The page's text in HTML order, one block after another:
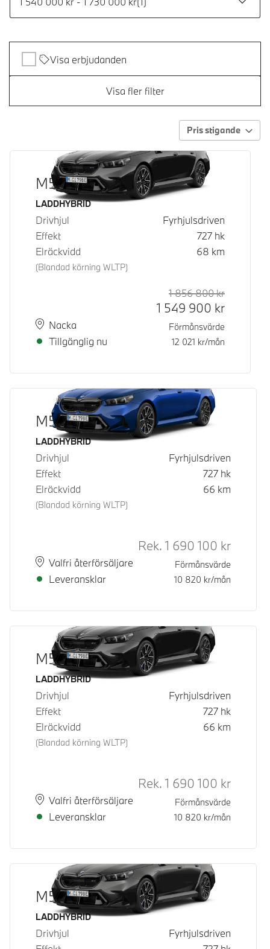
Visa erbjudanden
Visa fler filter
Pris stigande
M5 Sedan
Bränsle
LADDHYBRID
Drivhjul
Fyrhjulsdriven
Effekt
727 hk
Elräckvidd
(Blandad körning WLTP)
68 km
PlatsNacka
Leveranstid
Tillgänglig nu
Rek. ord
1 856 800kr
1 549 900 kr
Förmånsvärde
12 021 kr/mån
M5 Sedan
Bränsle
LADDHYBRID
Drivhjul
Fyrhjulsdriven
Effekt
727 hk
Elräckvidd
(Blandad körning WLTP)
66 km
PlatsValfri återförsäljare
Leveranstid
Leveransklar
Rek. ord
Rek. 1 690 100 kr
Förmånsvärde
10 820 kr/mån
M5 Sedan
Bränsle
LADDHYBRID
Drivhjul
Fyrhjulsdriven
Effekt
727 hk
Elräckvidd
(Blandad körning WLTP)
66 km
PlatsValfri återförsäljare
Leveranstid
Leveransklar
Rek. ord
Rek. 1 690 100 kr
Förmånsvärde
10 820 kr/mån
M5 Sedan
Bränsle
LADDHYBRID
Drivhjul
Fyrhjulsdriven